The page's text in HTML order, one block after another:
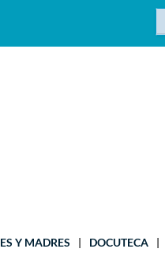
Y MADRES DOCUTECA